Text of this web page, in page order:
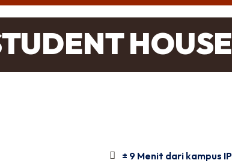
± 9 Menit dari kampus